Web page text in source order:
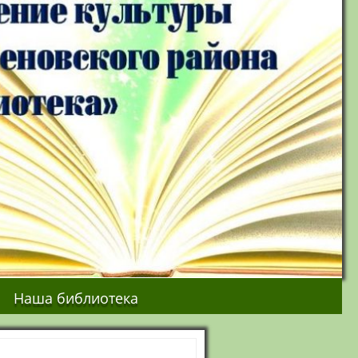
Наша библиотека